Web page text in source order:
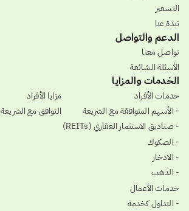
التسعير
نبذة عنا
الدعم والتواصل
تواصل معنا
الأسئلة الشائعة
الخدمات والمزايا
خدمات الأفراد
- الأسهم المتوافقة مع الشريعة
- صناديق الاستثمار العقاري (REITs)
- الصكوك
- الادخار
- الذهب
خدمات الأعمال
- التداول كخدمة
مزايا الأفراد
التوافق مع الشريعة